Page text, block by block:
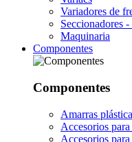
Variadores de
Seccionadores
Maquinaria
Componentes
Componentes
Amarras
Accesorios
Accesorios